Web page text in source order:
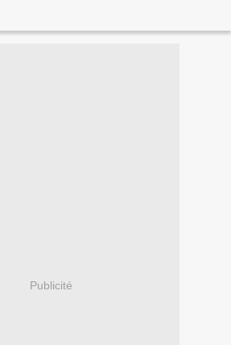
Publicité